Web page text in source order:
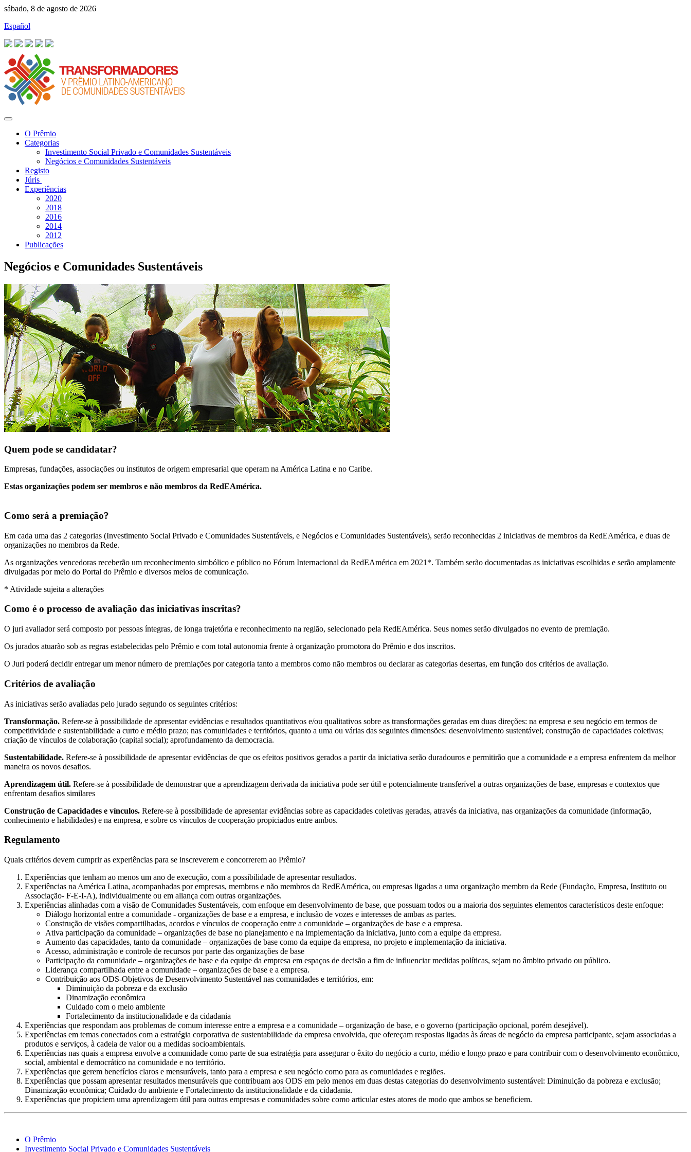
sábado, 8 de agosto de 2026
Español
O Prêmio
Categorias
Investimento Social Privado e Comunidades Sustentáveis
Negócios e Comunidades Sustentáveis
Registo
Júris
Experiências
2020
2018
2016
2014
2012
Publicações
Negócios e Comunidades Sustentáveis
Quem pode se candidatar?
Empresas, fundações, associações ou institutos de origem empresarial que operam na América Latina e no Caribe.
Estas organizações podem ser membros e não membros da RedEAmérica.
Como será a premiação?
Em cada uma das 2 categorias (Investimento Social Privado e Comunidades Sustentáveis, e Negócios e Comunidades Sustentáveis), serão reconhecidas 2 iniciativas de membros da RedEAmérica, e duas de
organizações no membros da Rede.
As organizações vencedoras receberão um reconhecimento simbólico e público no Fórum Internacional da RedEAmérica em 2021*. Também serão documentadas as iniciativas escolhidas e serão amplamente
divulgadas por meio do Portal do Prêmio e diversos meios de comunicação.
* Atividade sujeita a alterações
Como é o processo de avaliação das iniciativas inscritas?
O juri avaliador será composto por pessoas íntegras, de longa trajetória e reconhecimento na região, selecionado pela RedEAmérica. Seus nomes serão divulgados no evento de premiação.
Os jurados atuarão sob as regras estabelecidas pelo Prêmio e com total autonomia frente à organização promotora do Prêmio e dos inscritos.
O Juri poderá decidir entregar um menor número de premiações por categoria tanto a membros como não membros ou declarar as categorias desertas, em função dos critérios de avaliação.
Critérios de avaliação
As iniciativas serão avaliadas pelo jurado segundo os seguintes critérios:
Transformação. Refere-se à possibilidade de apresentar evidências e resultados quantitativos e/ou qualitativos sobre as transformações geradas em duas direções: na empresa e seu negócio em termos de
competitividade e sustentabilidade a curto e médio prazo; nas comunidades e territórios, quanto a uma ou várias das seguintes dimensões: desenvolvimento sustentável; construção de capacidades coletivas;
criação de vínculos de colaboração (capital social); aprofundamento da democracia.
Sustentabilidade. Refere-se à possibilidade de apresentar evidências de que os efeitos positivos gerados a partir da iniciativa serão duradouros e permitirão que a comunidade e a empresa enfrentem da melhor
maneira os novos desafios.
Aprendizagem útil. Refere-se à possibilidade de demonstrar que a aprendizagem derivada da iniciativa pode ser útil e potencialmente transferível a outras organizações de base, empresas e contextos que
enfrentam desafios similares
Construção de Capacidades e vínculos. Refere-se à possibilidade de apresentar evidências sobre as capacidades coletivas geradas, através da iniciativa, nas organizações da comunidade (informação,
conhecimento e habilidades) e na empresa, e sobre os vínculos de cooperação propiciados entre ambos.
Regulamento
Quais critérios devem cumprir as experiências para se inscreverem e concorrerem ao Prêmio?
Experiências que tenham ao menos um ano de execução, com a possibilidade de apresentar resultados.
Experiências na América Latina, acompanhadas por empresas, membros e não membros da RedEAmérica, ou empresas ligadas a uma organização membro da Rede (Fundação, Empresa, Instituto ou
Associação- F-E-I-A), individualmente ou em aliança com outras organizações.
Experiências alinhadas com a visão de Comunidades Sustentáveis, com enfoque em desenvolvimento de base, que possuam todos ou a maioria dos seguintes elementos característicos deste enfoque:
Diálogo horizontal entre a comunidade - organizações de base e a empresa, e inclusão de vozes e interesses de ambas as partes.
Construção de visões compartilhadas, acordos e vínculos de cooperação entre a comunidade – organizações de base e a empresa.
Ativa participação da comunidade – organizações de base no planejamento e na implementação da iniciativa, junto com a equipe da empresa.
Aumento das capacidades, tanto da comunidade – organizações de base como da equipe da empresa, no projeto e implementação da iniciativa.
Acesso, administração e controle de recursos por parte das organizações de base
Participação da comunidade – organizações de base e da equipe da empresa em espaços de decisão a fim de influenciar medidas políticas, sejam no âmbito privado ou público.
Liderança compartilhada entre a comunidade – organizações de base e a empresa.
Contribuição aos ODS-Objetivos de Desenvolvimento Sustentável nas comunidades e territórios, em:
Diminuição da pobreza e da exclusão
Dinamização econômica
Cuidado com o meio ambiente
Fortalecimento da institucionalidade e da cidadania
Experiências que respondam aos problemas de comum interesse entre a empresa e a comunidade – organização de base, e o governo (participação opcional, porém desejável).
Experiências em temas conectados com a estratégia corporativa de sustentabilidade da empresa envolvida, que ofereçam respostas ligadas às áreas de negócio da empresa participante, sejam associadas a
produtos e serviços, à cadeia de valor ou a medidas socioambientais.
Experiências nas quais a empresa envolve a comunidade como parte de sua estratégia para assegurar o êxito do negócio a curto, médio e longo prazo e para contribuir com o desenvolvimento econômico,
social, ambiental e democrático na comunidade e no território.
Experiências que gerem benefícios claros e mensuráveis, tanto para a empresa e seu negócio como para as comunidades e regiões.
Experiências que possam apresentar resultados mensuráveis que contribuam aos ODS em pelo menos em duas destas categorias do desenvolvimento sustentável: Diminuição da pobreza e exclusão;
Dinamização econômica; Cuidado do ambiente e Fortalecimento da institucionalidade e da cidadania.
Experiências que propiciem uma aprendizagem útil para outras empresas e comunidades sobre como articular estes atores de modo que ambos se beneficiem.
O Prêmio
Investimento Social Privado e Comunidades Sustentáveis